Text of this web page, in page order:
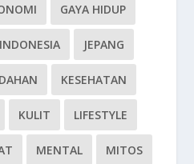
GAYA HIDUP
INDONESIA JEPANG
KESEHATAN
KULIT LIFESTYLE
MENTAL MITOS